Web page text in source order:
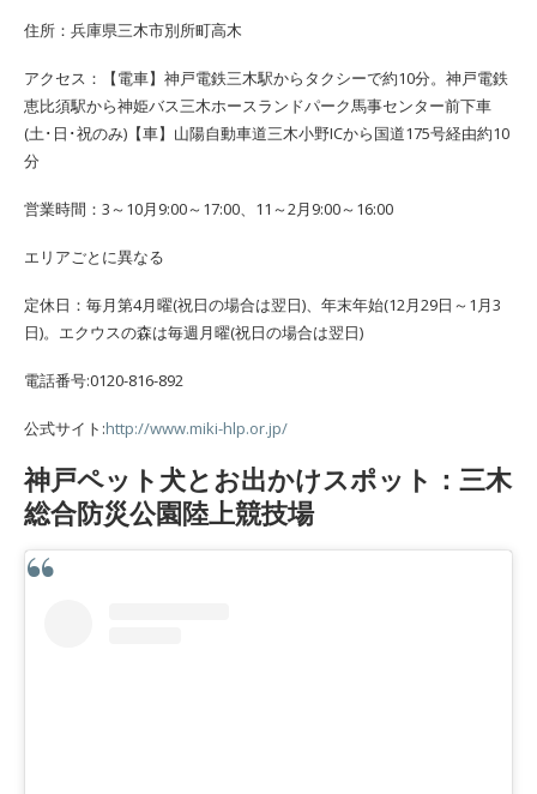
住所：兵庫県三木市別所町高木
アクセス：【電車】神戸電鉄三木駅からタクシーで約10分。神戸電鉄
恵比須駅から神姫バス三木ホースランドパーク馬事センター前下車
(土･日･祝のみ)【車】山陽自動車道三木小野ICから国道175号経由約10
分
営業時間：3～10月9:00～17:00、11～2月9:00～16:00
エリアごとに異なる
定休日：毎月第4月曜(祝日の場合は翌日)、年末年始(12月29日～1月3
日)。エクウスの森は毎週月曜(祝日の場合は翌日)
電話番号:0120-816-892
公式サイト:http://www.miki-hlp.or.jp/
神戸ペット犬とお出かけスポット：三木
総合防災公園陸上競技場